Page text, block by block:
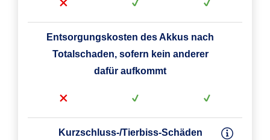
Entsorgungskosten des Akkus nach
Totalschaden, sofern kein anderer
dafür aufkommt
Kurzschluss-/Tierbiss-Schäden